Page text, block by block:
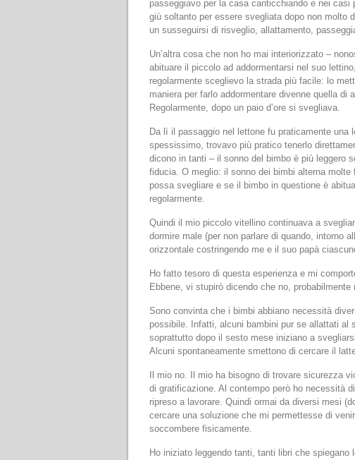
passeggiavo per la casa canticchiando e nei
giù soltanto per essere svegliata dopo non molto
un susseguirsi di risveglio, allattamento,
Un’altra cosa che non ho mai interiorizzato –
abituare il piccolo ad addormentarsi nel suo
regolarmente sceglievo la strada più facile: lo
maniera per farlo addormentare divenne quella di
Regolarmente, dopo un paio d’ore si svegliava.
Da lì il passaggio nel lettone fu praticamente
spessissimo, trovavo più pratico tenerlo
dicono in tanti – il sonno del bimbo è più leggero
fiducia. O meglio: il sonno dei bimbi alterna
possa svegliare e se il bimbo in questione è
regolarmente.
Quindi il mio piccolo vitellino continuava a
dormire male (per non parlare di quando, intorno
orizzontale costringendo me e il suo papà
Ho fatto tesoro di questa esperienza e mi
Ebbene, vi stupirò dicendo che no,
Sono convinta che i bimbi abbiano necessità
possibile. Infatti, alcuni bambini pur se allattati al
soprattutto dopo il sesto mese iniziano a
Alcuni spontaneamente smettono di cercare il
Il mio no. Il mio ha bisogno di trovare sicurezza
di gratificazione. Al contempo però ho necessità
ripreso a lavorare. Quindi ormai da diversi mesi
cercare una soluzione che mi permettesse di
soccombere fisicamente.
Ho iniziato leggendo tanti, tanti libri che